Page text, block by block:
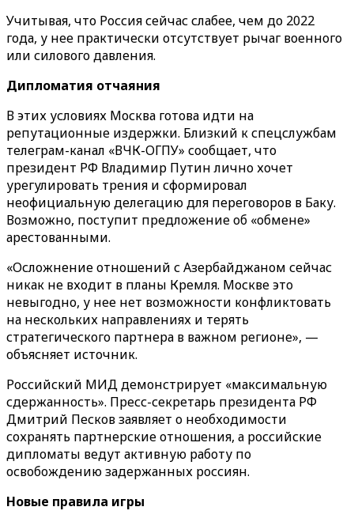
Учитывая, что Россия сейчас слабее, чем до 2022
года, у нее практически отсутствует рычаг военного
или силового давления.
Дипломатия отчаяния
В этих условиях Москва готова идти на
репутационные издержки. Близкий к спецслужбам
телеграм-канал «ВЧК-ОГПУ» сообщает, что
президент РФ Владимир Путин лично хочет
урегулировать трения и сформировал
неофициальную делегацию для переговоров в Баку.
Возможно, поступит предложение об «обмене»
арестованными.
«Осложнение отношений с Азербайджаном сейчас
никак не входит в планы Кремля. Москве это
невыгодно, у нее нет возможности конфликтовать
на нескольких направлениях и терять
стратегического партнера в важном регионе», —
объясняет источник.
Российский МИД демонстрирует «максимальную
сдержанность». Пресс-секретарь президента РФ
Дмитрий Песков заявляет о необходимости
сохранять партнерские отношения, а российские
дипломаты ведут активную работу по
освобождению задержанных россиян.
Новые правила игры